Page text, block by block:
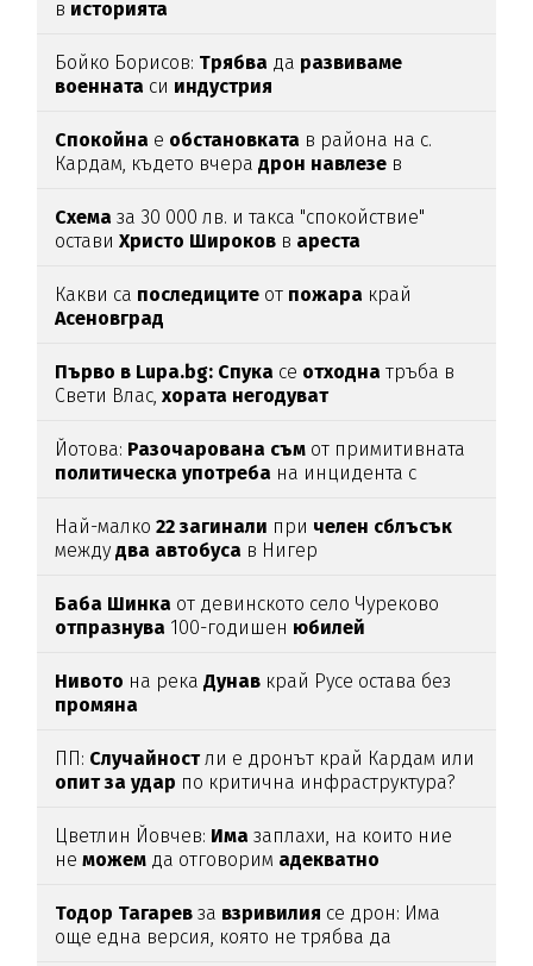
в историята
Бойко Борисов: Трябва да развиваме
военната си индустрия
Спокойна е обстановката в района на с.
Кардам, където вчерадрон навлезе в
Схема за 30 000 лв. и такса "спокойствие"
оставиХристо Широков в ареста
Какви са последиците от пожара край
Асеновград
Първо в Lupa.bg: Спука се отходна тръба в
Свети Влас,хората негодуват
Йотова: Разочарована съм от примитивната
политическа употреба на инцидента с
Най-малко22 загинали при челен сблъсък
междудва автобуса в Нигер
Баба Шинка от девинското село Чуреково
отпразнува 100-годишен юбилей
Нивото на рекаДунав край Русе остава без
промяна
ПП: Случайностли е дронът край Кардам или
опит за удар по критична инфраструктура?
Цветлин Йовчев: Има заплахи, на които ние
неможем да отговорим адекватно
Тодор Тагарев за взривилия се дрон: Има
още една версия, която не трябва да